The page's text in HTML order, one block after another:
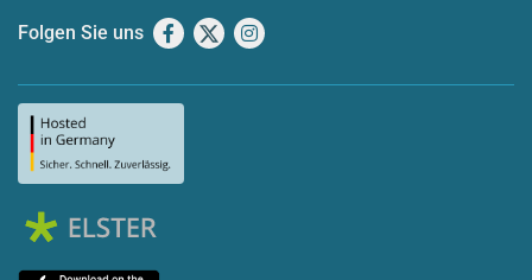
Folgen Sie uns Facebook
X Instagram